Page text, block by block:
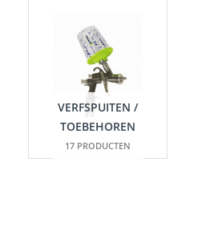
VERFSPUITEN /
TOEBEHOREN
17 PRODUCTEN